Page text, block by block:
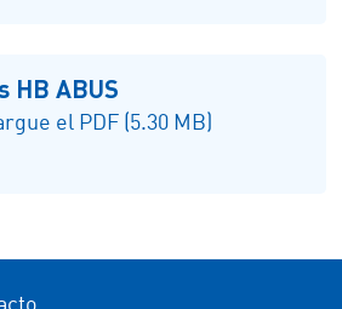
HB ABUS
el PDF (5.30 MB)